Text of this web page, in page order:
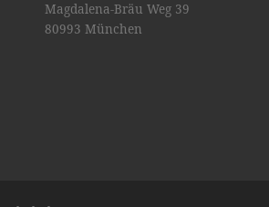
Magdalena-Bräu Weg 39
80993 München